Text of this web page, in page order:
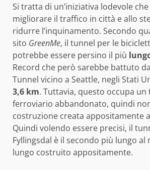
Si tratta di un’iniziativa lodevole
migliorare il traffico in città e allo
ridurre l’inquinamento. Secondo
sito GreenMe, il tunnel per le
potrebbe essere persino il più
Record che però sarebbe battuto
Tunnel vicino a Seattle, negli Stati
3,6 km. Tuttavia, questo occupa un
ferroviario abbandonato, quindi
costruzione creata appositamente
Quindi volendo essere precisi, il
Fyllingsdal è il secondo più lungo al
lungo costruito appositamente.